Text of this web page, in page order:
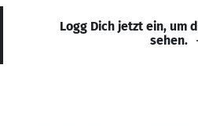
Logg Dich jetzt ein, um
sehen.